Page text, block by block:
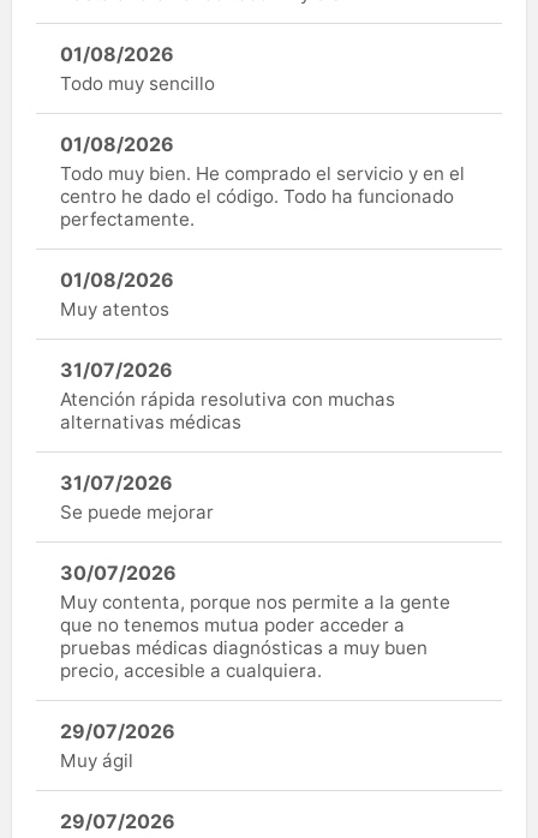
01/08/2026
Todo muy sencillo
01/08/2026
Todo muy bien. He comprado el servicio y en el
centro he dado el código. Todo ha funcionado
perfectamente.
01/08/2026
Muy atentos
31/07/2026
Atención rápida resolutiva con muchas
alternativas médicas
31/07/2026
Se puede mejorar
30/07/2026
Muy contenta, porque nos permite a la gente
que no tenemos mutua poder acceder a
pruebas médicas diagnósticas a muy buen
precio, accesible a cualquiera.
29/07/2026
Muy ágil
29/07/2026